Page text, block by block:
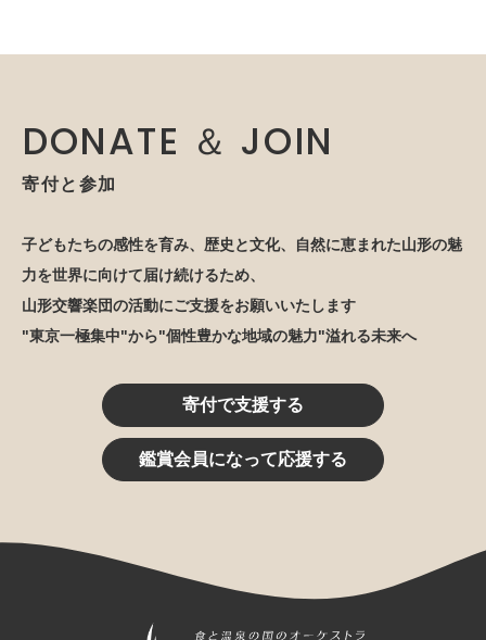
DONATE ＆ JOIN
寄付と参加
子どもたちの感性を育み、歴史と文化、自然に恵まれた山形の魅
力を世界に向けて届け続けるため、
山形交響楽団の活動にご支援をお願いいたします
"東京一極集中"から"個性豊かな地域の魅力"溢れる未来へ
寄付で支援する
鑑賞会員になって応援する